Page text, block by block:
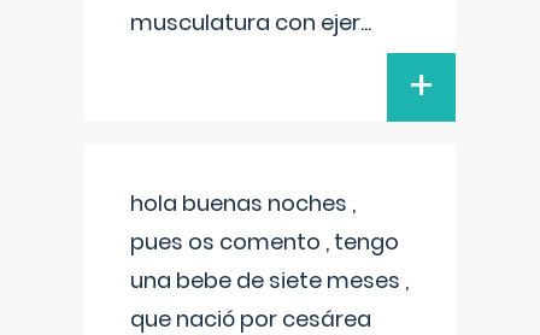
musculatura con ejer...
+
hola buenas noches ,
pues os comento , tengo
una bebe de siete meses ,
que nació por cesárea